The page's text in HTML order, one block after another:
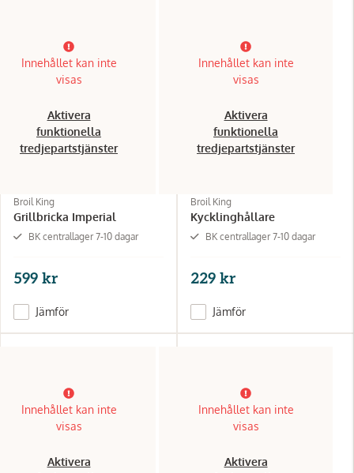
Innehållet kan inte
visas
Aktivera
funktionella
tredjepartstjänster
Broil King
Grillbricka Imperial
BK centrallager 7-10 dagar
599 kr
Jämför
Innehållet kan inte
visas
Aktivera
funktionella
tredjepartstjänster
Broil King
Kycklinghållare
BK centrallager 7-10 dagar
229 kr
Jämför
Innehållet kan inte
visas
Aktivera
Innehållet kan inte
visas
Aktivera